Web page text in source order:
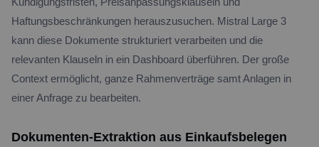
Haftungsbeschränkungen herauszusuchen. Mistral Large 3
kann diese Dokumente strukturiert verarbeiten und die
relevanten Klauseln in ein Dashboard überführen. Der große
Context ermöglicht, ganze Rahmenverträge samt Anlagen in
einer Anfrage zu bearbeiten.
Dokumenten-Extraktion aus Einkaufsbelegen